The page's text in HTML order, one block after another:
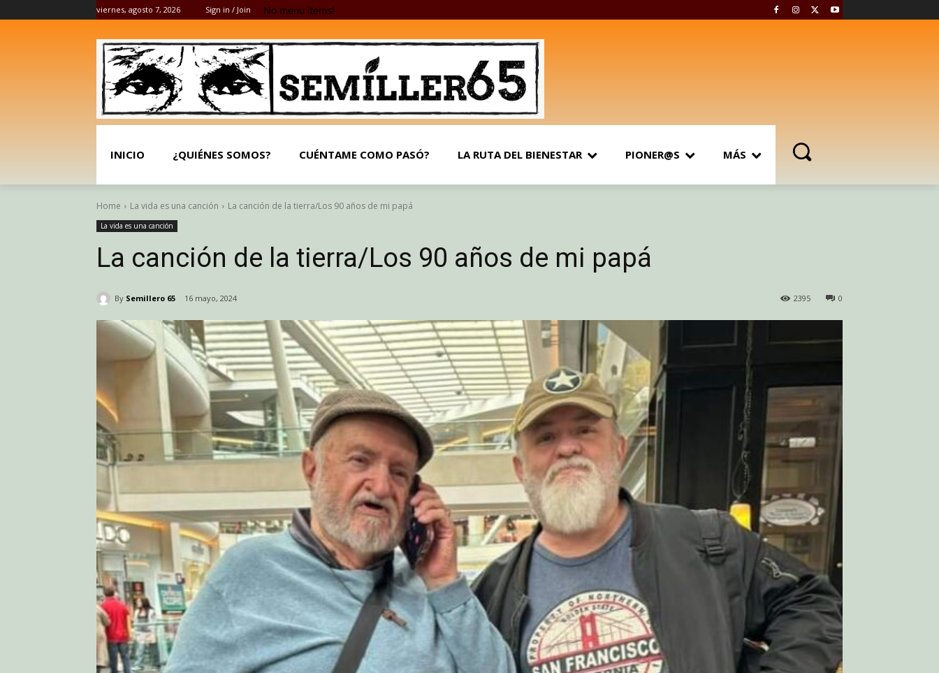
viernes, agosto 7, 2026 Sign in / Join No menu items!
INICIO ¿QUIÉNES SOMOS? CUÉNTAME COMO PASÓ? LA RUTA DEL BIENESTAR PIONER@S MÁS
Home La vida es una canción La canción de la tierra/Los 90 años de mi papá
La vida es una canción
La canción de la tierra/Los 90 años de mi papá
By Semillero 65 16 mayo, 2024 0
2395